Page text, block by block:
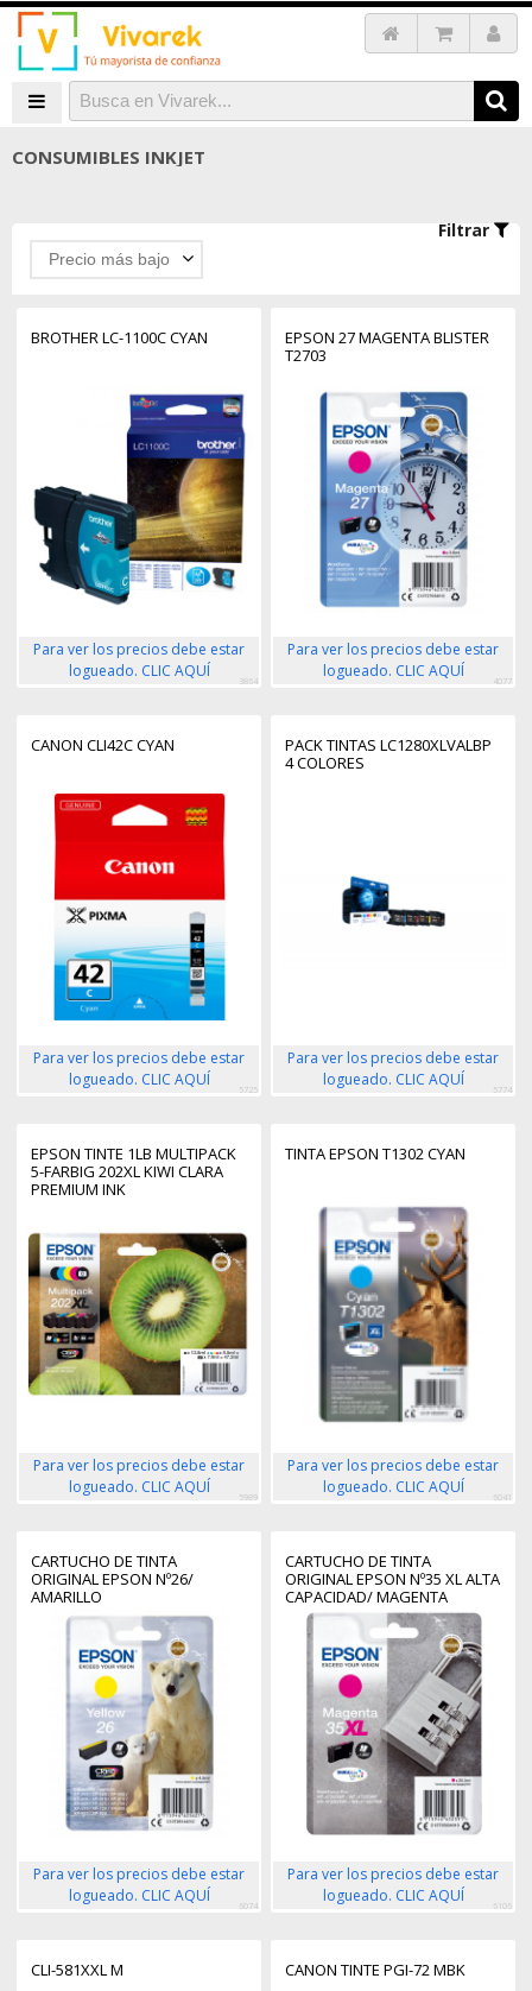
CONSUMIBLES INKJET
Filtrar
Precio más bajo
BROTHER LC-1100C CYAN
Para ver los precios debe estar
logueado. CLIC AQUÍ
3864
EPSON 27 MAGENTA BLISTER
T2703
Para ver los precios debe estar
logueado. CLIC AQUÍ
4077
CANON CLI42C CYAN
Para ver los precios debe estar
logueado. CLIC AQUÍ
5725
PACK TINTAS LC1280XLVALBP
4 COLORES
Para ver los precios debe estar
logueado. CLIC AQUÍ
5774
EPSON TINTE 1LB MULTIPACK
5-FARBIG 202XL KIWI CLARA
PREMIUM INK
Para ver los precios debe estar
logueado. CLIC AQUÍ
5989
TINTA EPSON T1302 CYAN
Para ver los precios debe estar
logueado. CLIC AQUÍ
6041
CARTUCHO DE TINTA
ORIGINAL EPSON Nº26/
AMARILLO
Para ver los precios debe estar
logueado. CLIC AQUÍ
6074
CARTUCHO DE TINTA
ORIGINAL EPSON Nº35 XL ALTA
CAPACIDAD/ MAGENTA
Para ver los precios debe estar
logueado. CLIC AQUÍ
6106
CLI-581XXL M CANON TINTE PGI-72 MBK